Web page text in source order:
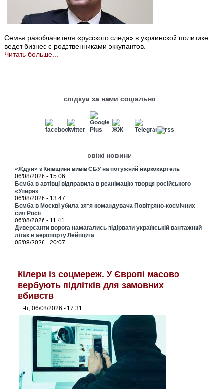
Семья разоблачителя «русского следа» в украинской политике
ведет бизнес с родственниками оккупантов.
Читать больше...
слідкуй за нами соціально
свіжі новини
«Ждун» з Київщини вивів СБУ на потужний наркокартель
06/08/2026 - 15:06
Бомба в автівці відправила в реанімацію творця російського
«Упиря»
06/08/2026 - 13:47
Бомба в Москві убила зятя командувача Повітряно-космічних
сил Росії
06/08/2026 - 11:41
Диверсанти ворога намагались підірвати українській вантажний
літак в аеропорту Лейпцига
05/08/2026 - 20:07
Кілери із соцмереж. У Європі масово
вербують підлітків для замовних
вбивств
Чт, 06/08/2026 - 17:31